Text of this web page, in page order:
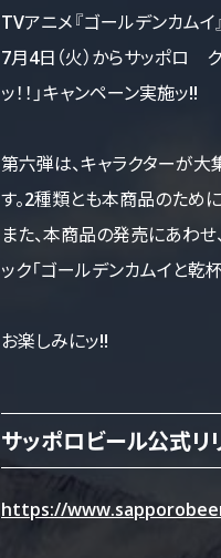
TVアニメ『ゴールデンカム
7月4日（火）からサッポロ
ッ！！」キャンペーン実施ッ!!
第六弾は、キャラクターが大
す。2種類とも本商品のため
また、本商品の発売にあわ
ック「ゴールデンカムイと乾
お楽しみにッ!!
サッポロビール公式リ
https://